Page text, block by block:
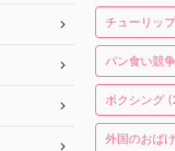
チューリップ
パン食い競争
ボクシング
外国のおばけ